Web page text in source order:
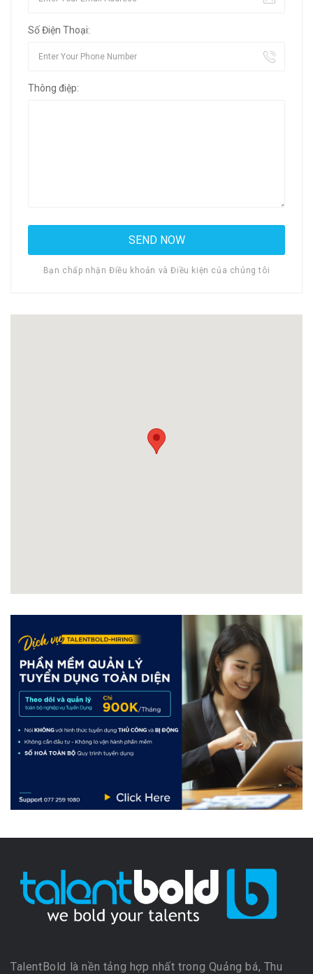
Số Điện Thoại:
Thông điệp:
Bạn chấp nhận Điều khoản và Điều kiện của chúng tôi
TalentBold là nền tảng hợp nhất trong Quảng bá, Thu